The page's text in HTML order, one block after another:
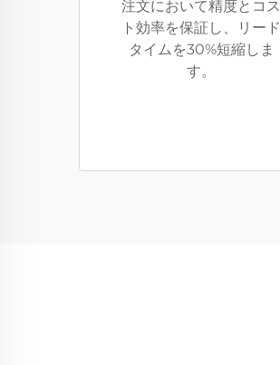
注文において精度とコス
ト効率を保証し、リード
タイムを30%短縮しま
す。